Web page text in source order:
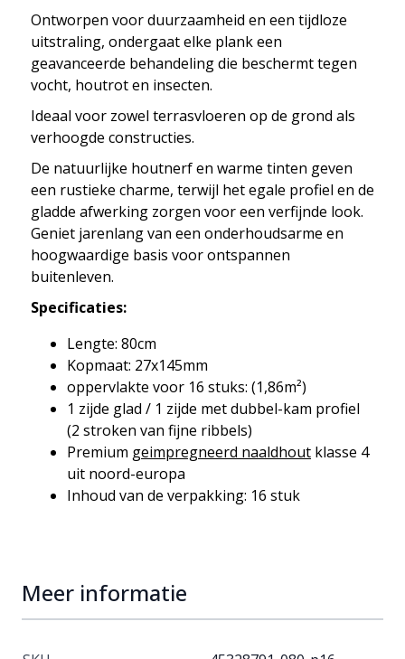
Ontworpen voor duurzaamheid en een tijdloze
uitstraling, ondergaat elke plank een
geavanceerde behandeling die beschermt tegen
vocht, houtrot en insecten.
Ideaal voor zowel terrasvloeren op de grond als
verhoogde constructies.
De natuurlijke houtnerf en warme tinten geven
een rustieke charme, terwijl het egale profiel en de
gladde afwerking zorgen voor een verfijnde look.
Geniet jarenlang van een onderhoudsarme en
hoogwaardige basis voor ontspannen
buitenleven.
Specificaties:
Lengte: 80cm
Kopmaat: 27x145mm
oppervlakte voor 16 stuks: (1,86m²)
1 zijde glad / 1 zijde met dubbel-kam profiel
(2 stroken van fijne ribbels)
Premium geimpregneerd naaldhout klasse 4
uit noord-europa
Inhoud van de verpakking: 16 stuk
Meer informatie